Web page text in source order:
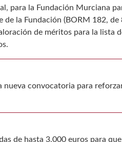
para la Fundación Murciana
de la Fundación (BORM 182,
de méritos para la lista
nueva convocatoria para
de hasta 3.000 euros para